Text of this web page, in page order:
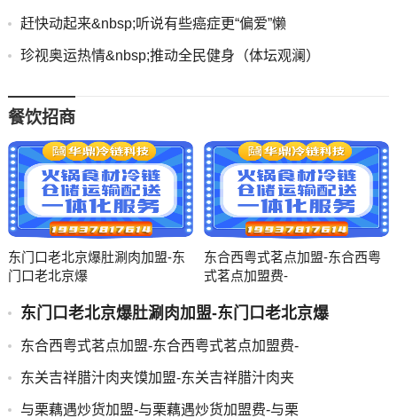
赶快动起来&nbsp;听说有些癌症更“偏爱”懒
珍视奥运热情&nbsp;推动全民健身（体坛观澜）
餐饮招商
东门口老北京爆肚涮肉加盟-东
门口老北京爆
东合西粤式茗点加盟-东合西粤
式茗点加盟费-
东门口老北京爆肚涮肉加盟-东门口老北京爆
东合西粤式茗点加盟-东合西粤式茗点加盟费-
东关吉祥腊汁肉夹馍加盟-东关吉祥腊汁肉夹
与栗藕遇炒货加盟-与栗藕遇炒货加盟费-与栗